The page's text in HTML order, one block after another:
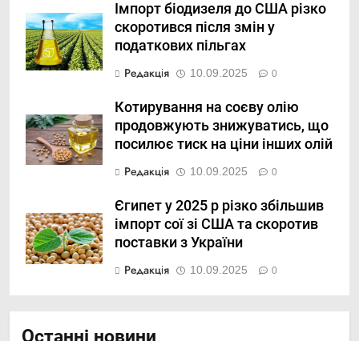
Імпорт біодизеля до США різко
скоротився після змін у
податкових пільгах
Редакція 10.09.2025 0
Котирування на соєву олію
продовжують знижуватись, що
посилює тиск на ціни інших олій
Редакція 10.09.2025 0
Єгипет у 2025 р різко збільшив
імпорт сої зі США та скоротив
поставки з України
Редакція 10.09.2025 0
Останні новини